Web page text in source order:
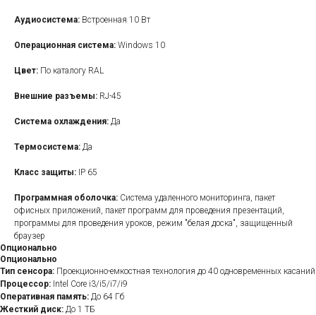
Аудиосистема: Встроенная 10 Вт
Операционная система: Windows 10
Цвет: По каталогу RAL
Внешние разъемы: RJ-45
Система охлаждения: Да
Термосистема: Да
Класс защиты: IP 65
Программная оболочка: Система удаленного мониторинга, пакет
офисных приложений, пакет программ для проведения презентаций,
программы для проведения уроков, режим "белая доска", защищенный
браузер
Опционально
Опционально
Тип сенсора: Проекционно-емкостная технология до 40 одновременных касаний
Процессор: Intel Core i3/i5/i7/i9
Оперативная память: До 64 Гб
Жесткий диск: До 1 ТБ